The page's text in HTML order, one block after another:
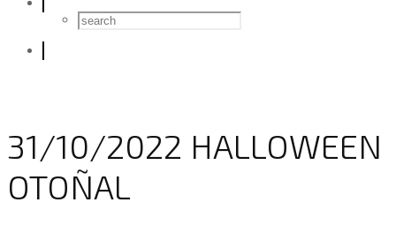
31/10/2022 HALLOWEEN
OTOÑAL